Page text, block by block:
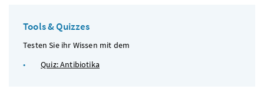
Tools & Quizzes
Testen Sie ihr Wissen mit dem
Quiz: Antibiotika